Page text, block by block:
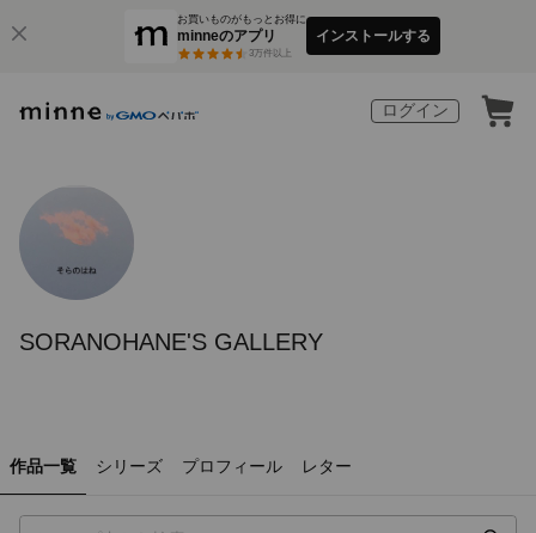
お買いものがもっとお得に
minneのアプリ
3万件以上
インストールする
ログイン
SORANOHANE'S GALLERY
作品一覧 シリーズ プロフィール レター